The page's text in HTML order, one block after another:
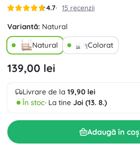
4.7 15 recenzii
Variantă: Natural
Natural
Colorat
139,00 lei
Livrare de la 19,90 lei
În stoc· La tine Joi (13. 8.)
Adaugă în coș